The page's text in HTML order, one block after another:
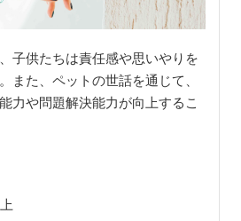
子供たちは責任感や思いやりを
また、ペットの世話を通じて、
力や問題解決能力が向上するこ